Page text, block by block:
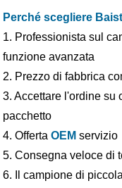
Perché scegliere
1. Professionista sul
funzione avanzata
2. Prezzo di fabbrica
3. Accettare l'ordine su
pacchetto
4. OffertaOEM servizio
5. Consegna veloce di
6. Il campione di